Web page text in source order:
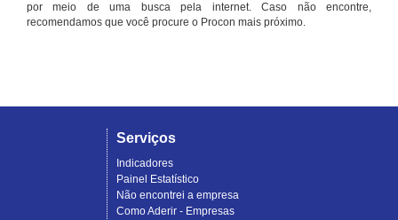
por meio de uma busca pela internet. Caso não encontre,
recomendamos que você procure o Procon mais próximo.
Serviços
Indicadores
Painel Estatístico
Não encontrei a empresa
Como Aderir - Empresas